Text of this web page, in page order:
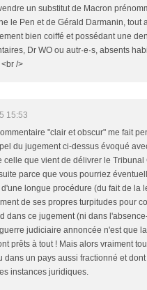
un substitut de Macron
le Pen et de Gérald Darmanin, tout
bien coiffé et possédant une
Dr WO ou autr·e·s, absents
/>
15:53
"clair et obscur" me fait
du jugement ci-dessus évoqué
celle que vient de délivrer le
parce que vous pourriez
longue procédure (du fait de la
de ses propres turpitudes pour
dans ce jugement (ni dans
judiciaire annoncée n'est que
prêts à tout ! Mais alors vraiment
dans un pays aussi fractionné et
instances juridiques.